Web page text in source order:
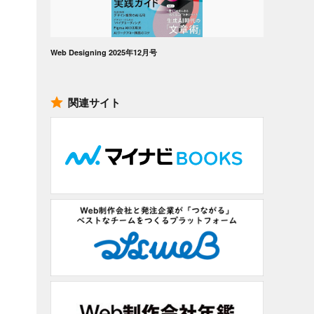
Web Designing 2025年12月号
関連サイト